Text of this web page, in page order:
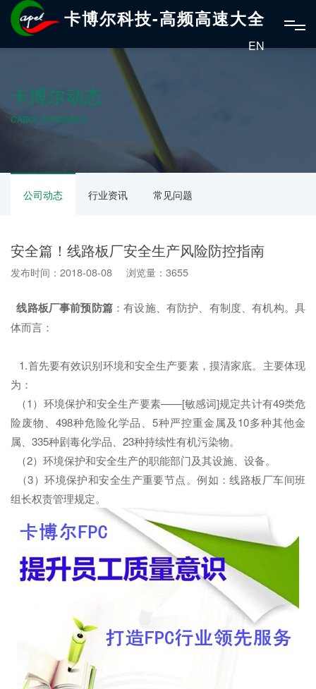
卡博尔科技-高频高速大全
EN
卡博尔动态
CABOL DYNAMICS
公司动态 行业资讯 常见问题
安全篇！线路板厂安全生产风险防控指南
发布时间：2018-08-08 浏览量：3655
线路板厂事前预防篇：有设施、有防护、有制度、有机构。具
体而言：
1.首先要有效识别环境和安全生产要素，摸清家底。主要体现
为：
（1）环境保护和安全生产要素——[敏感词]规定共计有49类危
险废物、498种危险化学品、5种严控重金属及10多种其他金
属、335种剧毒化学品、23种持续性有机污染物。
（2）环境保护和安全生产的职能部门及其设施、设备。
（3）环境保护和安全生产重要节点。例如：线路板厂车间班
组长权责管理规定。